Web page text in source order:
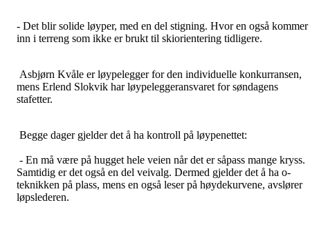
- Det blir solide løyper, med en del stigning. Hvor en også kommer
inn i terreng som ikke er brukt til skiorientering tidligere.
Asbjørn Kvåle er løypelegger for den individuelle konkurransen,
mens Erlend Slokvik har løypeleggeransvaret for søndagens
stafetter.
Begge dager gjelder det å ha kontroll på løypenettet:
- En må være på hugget hele veien når det er såpass mange kryss.
Samtidig er det også en del veivalg. Dermed gjelder det å ha o-
teknikken på plass, mens en også leser på høydekurvene, avslører
løpslederen.